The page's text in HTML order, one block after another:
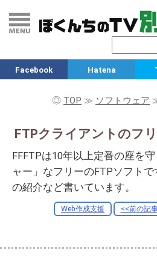
Facebook Hatena
◎ TOP ≫ ソフトウェア
FTPクライアントのフ
FFFTPは10年以上定番の座を
ャー」なフリーのFTPソフト
の紹介など書いています。
Web作成支援 <<前の記